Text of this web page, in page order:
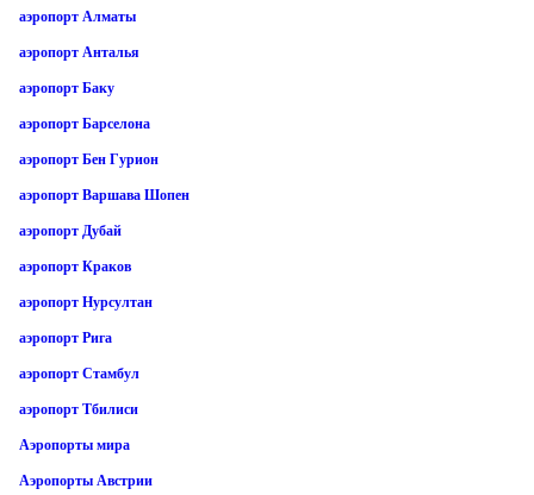
аэропорт Алматы
аэропорт Анталья
аэропорт Баку
аэропорт Барселона
аэропорт Бен Гурион
аэропорт Варшава Шопен
аэропорт Дубай
аэропорт Краков
аэропорт Нурсултан
аэропорт Рига
аэропорт Стамбул
аэропорт Тбилиси
Аэропорты мира
Аэропорты Австрии